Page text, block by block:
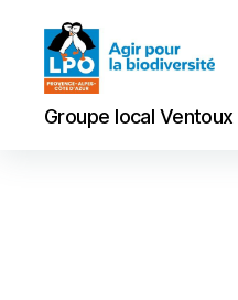
Groupe
local
Groupe local Ventoux